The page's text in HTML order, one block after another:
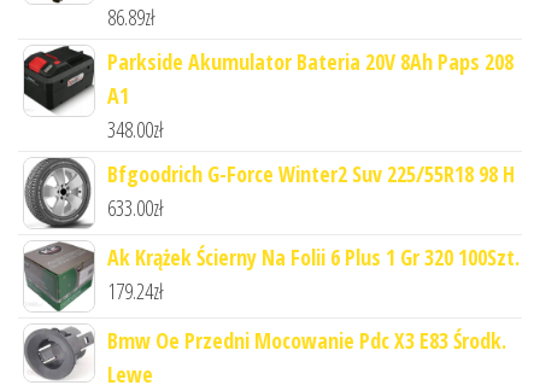
86.89zł
Parkside Akumulator Bateria 20V 8Ah Paps 208
A1
348.00zł
Bfgoodrich G-Force Winter2 Suv 225/55R18 98 H
633.00zł
Ak Krążek Ścierny Na Folii 6 Plus 1 Gr 320 100Szt.
179.24zł
Bmw Oe Przedni Mocowanie Pdc X3 E83 Środk.
Lewe